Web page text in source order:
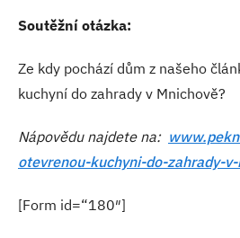
Soutěžní otázka:
Ze kdy pochází dům z našeho
kuchyní do zahrady v Mnichově?
Nápovědu najdete na:
otevrenou-kuchyni-do-zahrady-
[Form id=“180″]